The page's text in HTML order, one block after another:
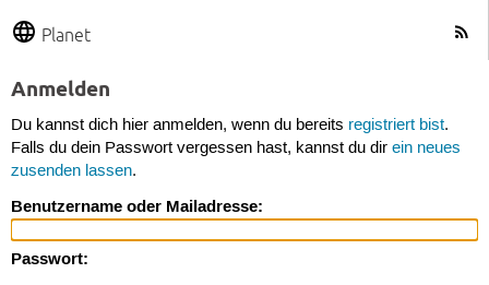
Planet
Anmelden
Du kannst dich hier anmelden, wenn du bereits registriert bist.
Falls du dein Passwort vergessen hast, kannst du dir ein neues
zusenden lassen.
Benutzername oder Mailadresse:
Passwort: